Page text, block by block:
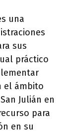
una
sus
práctico
el ámbito
Julián en
para
en su